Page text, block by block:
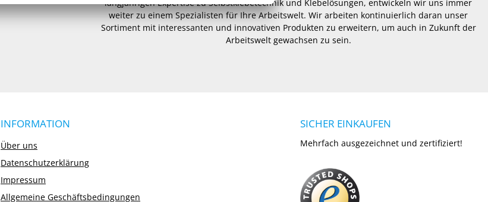
langjährigen Expertise zu Selbstklebetechnik und Klebelösungen, entwickeln wir uns immer
weiter zu einem Spezialisten für Ihre Arbeitswelt. Wir arbeiten kontinuierlich daran unser
Sortiment mit interessanten und innovativen Produkten zu erweitern, um auch in Zukunft der
Arbeitswelt gewachsen zu sein.
INFORMATION
Über uns
Datenschutzerklärung
Impressum
Allgemeine Geschäftsbedingungen
SICHER EINKAUFEN
Mehrfach ausgezeichnet und zertifiziert!